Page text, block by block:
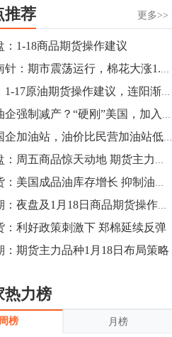
6%，报689.5元/吨，刷新近两个月
色研究团队：高度重视贵金属的阶
会。自年初以来沪金上涨16.93%，
，白银将开启补涨，且涨幅超过黄
银比有望高位回归。
货主力合约涨停，涨幅达3.98%，报
大豆期货市场上涨，11月期约收高
夜盘连粕高位窄幅震荡，建议短线
主。 ...
消息，内外盘贵金属强劲走升，沪
合约涨停，涨幅3.99%，报334.00
更多>>
推荐
：1-18商品期货操作建议
期海指南针：期市震荡运行，棉花大涨1.69%突出重围
罗易弘：1-17原油期货操作建议，连阳渐欲迷人眼
加拿大油企强制减产？“硬刚”美国，加入OPEC“保油价”阵营？
第四家国企加油站，油价比民营加油站低!1月28日油价将上涨?
青松讲盘：周五商品惊天动地 期货主力布局启动
中期期货：美国成品油库存增长 抑制油价涨幅
金山论期：夜盘及1月18日商品期货操作策略
：利好政策刺激下 郑棉延续反弹
：期货主力品种1月18日布局策略
热力榜
周榜 月榜